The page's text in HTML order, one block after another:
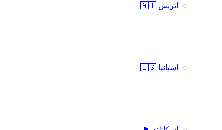
اتریش 🇦🇹
اسپانیا 🇪🇸